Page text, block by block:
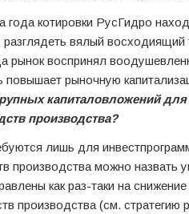
котировки РусГидро
вялый восходиящий
рынок воспринял
повышает рыночную
капиталовложений
производства?
лишь для
производства можно назвать
как раз-таки на
производства (см. стратегию